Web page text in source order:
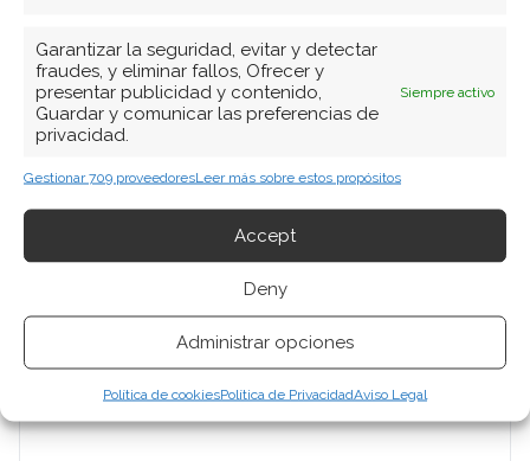
Garantizar la seguridad, evitar y detectar
fraudes, y eliminar fallos, Ofrecer y
presentar publicidad y contenido,
Guardar y comunicar las preferencias de
privacidad.
Siempre activo
Gestionar 709 proveedoresLeer más sobre estos propósitos
Accept
Deny
Administrar opciones
Política de cookiesPolítica de PrivacidadAviso Legal
Ver todos los artículos →